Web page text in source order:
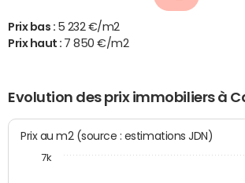
Prix bas : 5 232 €/m2
Prix haut : 7 850 €/m2
Evolution des prix immobiliers à
Prix au m2 (source : estimations JDN)
7k